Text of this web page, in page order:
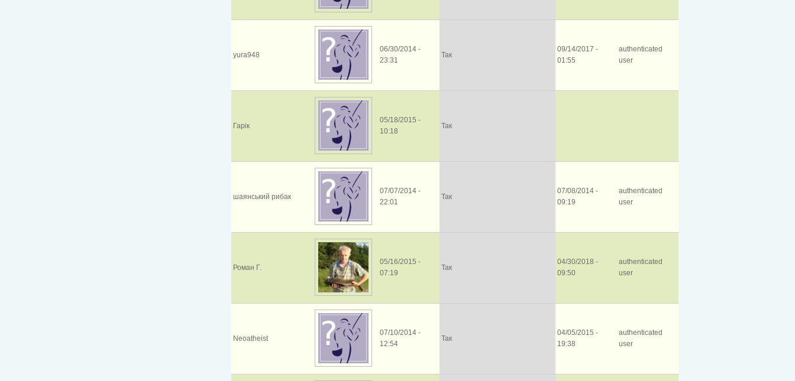
yura948
06/30/2014 -
23:31
Так
09/14/2017 -
01:55
authenticated
user
Гарік
05/18/2015 -
10:18
Так
шаянський рибак
07/07/2014 -
22:01
Так
07/08/2014 -
09:19
authenticated
user
Роман Г.
05/16/2015 -
07:19
Так
04/30/2018 -
09:50
authenticated
user
Neoatheist
07/10/2014 -
12:54
Так
04/05/2015 -
19:38
authenticated
user